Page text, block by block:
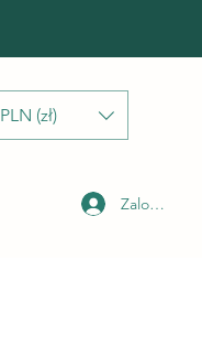
PLN (zł)
Zaloguj się